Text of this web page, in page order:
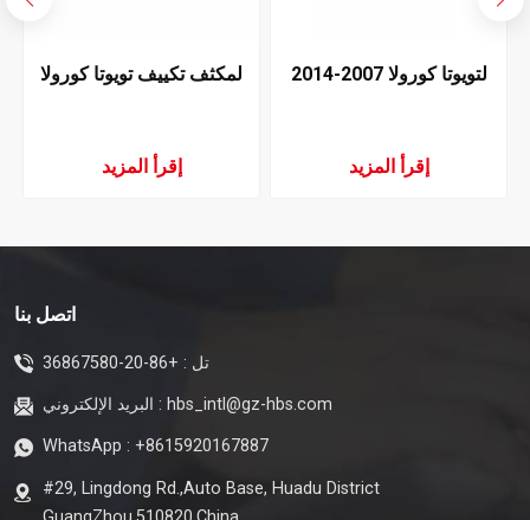
لمكثف تكييف تويوتا كورولا
إقرأ المزيد
لتويوتا كورولا 2007-2014
إقرأ المزيد
اتصل بنا
تل : +86-20-36867580
البريد الإلكتروني : hbs_intl@gz-hbs.com
WhatsApp : +8615920167887
#29, Lingdong Rd.,Auto Base, Huadu District